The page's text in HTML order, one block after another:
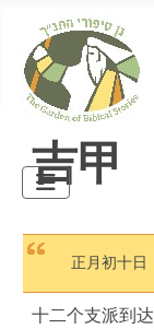
吉甲
正月初十日
十二个支派到